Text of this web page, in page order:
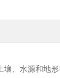
壤、水源和地